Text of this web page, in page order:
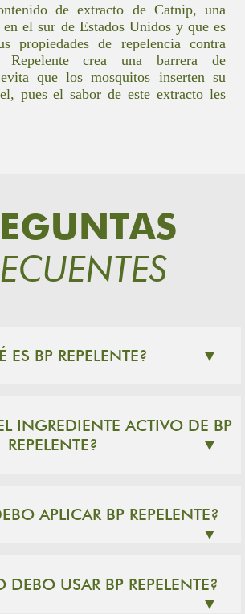
de extracto de Catnip, una
el sur de Estados Unidos y que es
propiedades de repelencia contra
Repelente crea una barrera de
que los mosquitos inserten su
pues el sabor de este extracto les
ES BP REPELENTE? ▼
INGREDIENTE ACTIVO DE BP
REPELENTE?
▼
APLICAR BP REPELENTE?
▼
USAR BP REPELENTE?
▼